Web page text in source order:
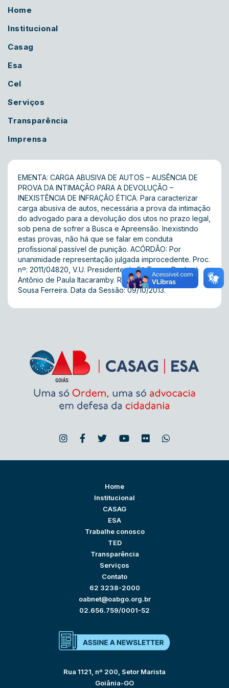
Home
Institucional
Casag
Esa
Cel
Serviços
Transparência
Imprensa
EMENTA: CARGA ABUSIVA DE AUTOS – AUSÊNCIA DE
PROVA DA INTIMAÇÃO PARA A DEVOLUÇÃO –
INEXISTÊNCIA DE INFRAÇÃO ÉTICA. Para caracterizar
carga abusiva de autos, necessária a prova da intimação
do advogado para a devolução dos utos no prazo legal,
sob pena de sofrer a Busca e Apreensão. Inexistindo
estas provas, não há que se falar em conduta
profissional passível de punição. ACÓRDÃO: Por
unanimidade representação julgada improcedente. Proc.
nº: 2011/04820, V.U. Presidente da 5ª Turma: Dr. José
Antônio de Paula Itacaramby. Relator: Dr. Valdely de
Sousa Ferreira. Data da Sessão: 09/10/2013.
Home
Institucional
CASAG
ESA
Trabalhe conosco
TED
Transparência
Serviços
Contato
62 3238-2000
oabnet@oabgo.org.br
02.656.759/0001-52
Rua 1121, nº 200, Setor Marista
Goiânia-GO